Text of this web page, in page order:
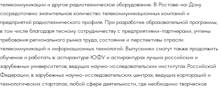
телекоммуникации и другое радиотехническое оборудование. В Ростове-на-Дону
сосредоточено значительное количество телекоммуникационных компаний и
предприятий радиотехнического профиля. При разработке образовательной программы,
в том числе благодаря тесному сотрудничеству с предприятиями-партнерами, учтены
требования регионального рынка труда, состояние и перспективы отрасли
телекоммуникаций и информационных технологий. Выпускники смогут также продолжить
обучение и работать в: аспирантуре ЮФУ и аспирантурах лучших российских и
зарубежных университетов; ведущих научно-исследовательских институтах Российской
Федерации; в зарубежных научно-исследовательских центрах; ведущих корпораций и
технологических стартапах; любой сфере деятельности, где необходимо творческое